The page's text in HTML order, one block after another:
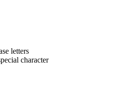
letters
character